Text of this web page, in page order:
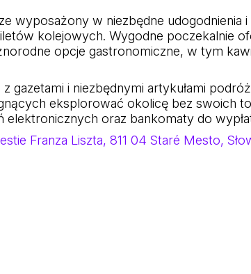
wyposażony w niezbędne udogodnienia i
kolejowych. Wygodne poczekalnie
opcje gastronomiczne, w tym
gazetami i niezbędnymi artykułami
eksplorować okolicę bez swoich
elektronicznych oraz bankomaty do
Franza Liszta, 811 04 Staré Mesto,